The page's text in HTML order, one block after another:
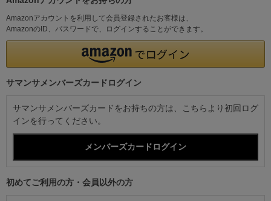
Amazonアカウントを利用して会員登録されたお客様は、
AmazonのID、パスワードで、ログインすることができます。
サマンサメンバーズカードログイン
サマンサメンバーズカードをお持ちの方は、こちらより初回ログ
インを行ってください。
初めてご利用の方・会員以外の方